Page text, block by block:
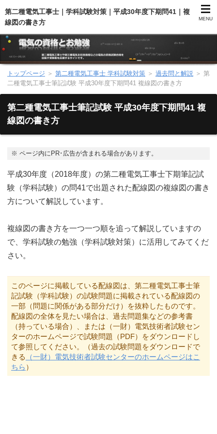
第二種電気工事士｜学科試験対策｜平成30年度下期問41｜複
線図の書き方
MENU
第二種電気工事士（総合）
第二種電気工事士（学科試験）
第二種電気工事士（技能試験）
電気主任技術者（電験）
電気のお勉強
電気数学のお勉強
トップページ ＞ 第二種電気工事士 学科試験対策 ＞ 過去問と解説 ＞ 第
二種電気工事士筆記試験 平成30年度下期問41 複線図の書き方
第二種電気工事士筆記試験 平成30年度下期問41 複
線図の書き方
※ ページ内にPR･広告が含まれる場合があります。
平成30年度（2018年度）の第二種電気工事士下期筆記試
験（学科試験）の問41で出題された配線図の複線図の書き
方について解説しています。
複線図の書き方を一つ一つ順を追って解説していますの
で、学科試験の勉強（学科試験対策）に活用してみてくだ
さい。
このページに掲載している配線図は、第二種電気工事士筆
記試験（学科試験）の試験問題に掲載されている配線図の
一部（問題に関係がある部分だけ）を抜粋したものです。
配線図の全体を見たい場合は、過去問題集などの参考書
（持っている場合）、または（一財）電気技術者試験セン
ターのホームページで試験問題（PDF）をダウンロードし
て参照してください。（過去の試験問題をダウンロードで
きる
（一財）電気技術者試験センターのホームページはこ
ちら ）